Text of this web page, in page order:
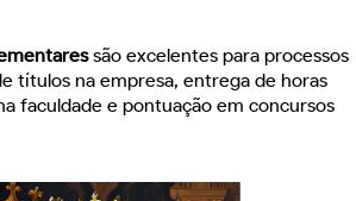
são excelentes para processos
títulos na empresa, entrega de horas
faculdade e pontuação em concursos